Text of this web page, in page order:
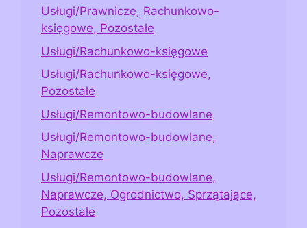
Usługi/Prawnicze, Rachunkowo-
księgowe, Pozostałe
Usługi/Rachunkowo-księgowe
Usługi/Rachunkowo-księgowe,
Pozostałe
Usługi/Remontowo-budowlane
Usługi/Remontowo-budowlane,
Naprawcze
Usługi/Remontowo-budowlane,
Naprawcze, Ogrodnictwo, Sprzątające,
Pozostałe